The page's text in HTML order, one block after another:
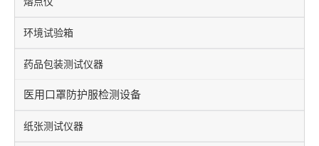
环境试验箱
药品包装测试仪器
医用口罩防护服检测设备
纸张测试仪器